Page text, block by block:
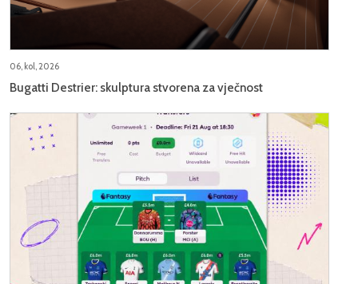
06, kol, 2026
Bugatti Destrier: skulptura stvorena za vječnost